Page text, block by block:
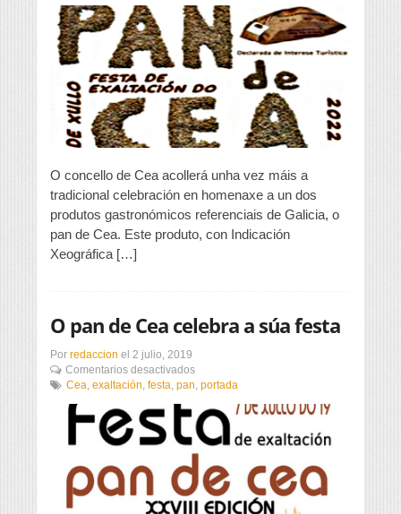
a
Festa
do
Pan
Cea
ao
panorama
festivo
O concello de Cea acollerá unha vez máis a
tradicional celebración en homenaxe a un dos
produtos gastronómicos referenciais de Galicia, o
pan de Cea. Este produto, con Indicación
Xeográfica […]
O pan de Cea celebra a súa festa
Por redaccion el 2 julio, 2019
Comentarios desactivadosen
O
de
Cea
celebra
súa
festa
Cea, exaltación, festa, pan, portada